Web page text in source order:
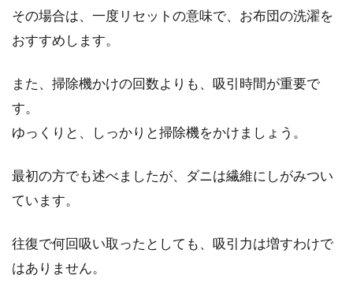
その場合は、一度リセットの意味で、お布団の洗濯を
おすすめします。
また、掃除機かけの回数よりも、吸引時間が重要で
す。
ゆっくりと、しっかりと掃除機をかけましょう。
最初の方でも述べましたが、ダニは繊維にしがみつい
ています。
往復で何回吸い取ったとしても、吸引力は増すわけで
はありません。